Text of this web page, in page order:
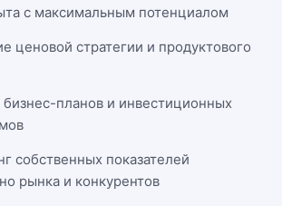
с максимальным потенциалом
ценовой стратегии и продуктового
бизнес-планов и инвестиционных
собственных показателей
рынка и конкурентов